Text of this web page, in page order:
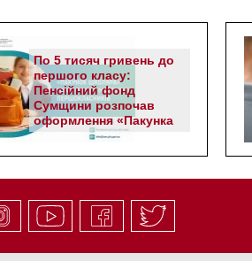
По 5 тисяч гривень до
першого класу:
Пенсійний фонд
Сумщини розпочав
оформлення «Пакунка
школяра»